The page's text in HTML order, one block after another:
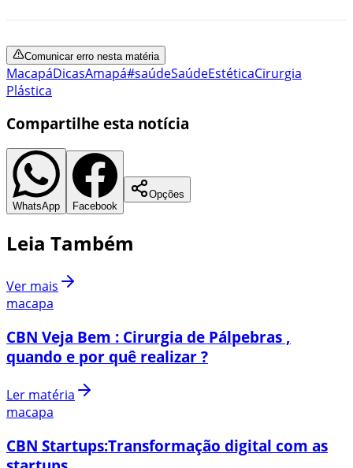
Comunicar erro nesta matéria
MacapáDicasAmapá#saúdeSaúdeEstéticaCirurgia
Plástica
Compartilhe esta notícia
WhatsApp Facebook
Opções
Leia Também
Ver mais
macapa
CBN Veja Bem : Cirurgia de Pálpebras ,
quando e por quê realizar ?
Ler matéria
macapa
CBN Startups:Transformação digital com as